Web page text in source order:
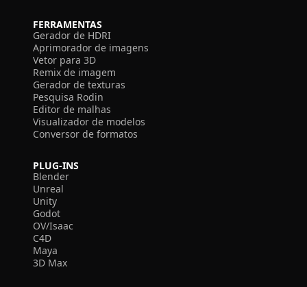
FERRAMENTAS
Gerador de HDRI
Aprimorador de imagens
Vetor para 3D
Remix de imagem
Gerador de texturas
Pesquisa Rodin
Editor de malhas
Visualizador de modelos
Conversor de formatos
PLUG-INS
Blender
Unreal
Unity
Godot
OV/Isaac
C4D
Maya
3D Max